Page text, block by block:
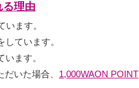
る理由
ます。
ています。
ます。
いた場合、 1,000WAON POINT